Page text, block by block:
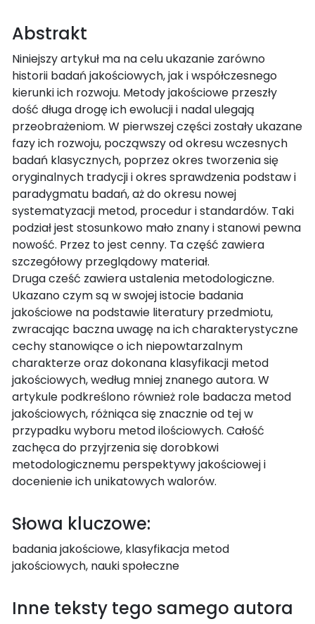
Abstrakt
Niniejszy artykuł ma na celu ukazanie zarówno
historii badań jakościowych, jak i współczesnego
kierunki ich rozwoju. Metody jakościowe przeszły
dość długa drogę ich ewolucji i nadal ulegają
przeobrażeniom. W pierwszej części zostały ukazane
fazy ich rozwoju, począwszy od okresu wczesnych
badań klasycznych, poprzez okres tworzenia się
oryginalnych tradycji i okres sprawdzenia podstaw i
paradygmatu badań, aż do okresu nowej
systematyzacji metod, procedur i standardów. Taki
podział jest stosunkowo mało znany i stanowi pewna
nowość. Przez to jest cenny. Ta część zawiera
szczegółowy przeglądowy materiał.
Druga cześć zawiera ustalenia metodologiczne.
Ukazano czym są w swojej istocie badania
jakościowe na podstawie literatury przedmiotu,
zwracając baczna uwagę na ich charakterystyczne
cechy stanowiące o ich niepowtarzalnym
charakterze oraz dokonana klasyfikacji metod
jakościowych, według mniej znanego autora. W
artykule podkreślono również role badacza metod
jakościowych, różniąca się znacznie od tej w
przypadku wyboru metod ilościowych. Całość
zachęca do przyjrzenia się dorobkowi
metodologicznemu perspektywy jakościowej i
docenienie ich unikatowych walorów.
Słowa kluczowe:
badania jakościowe, klasyfikacja metod
jakościowych, nauki społeczne
Inne teksty tego samego autora